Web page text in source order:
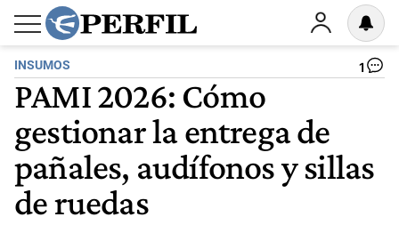
INSUMOS 1
PAMI 2026: Cómo
gestionar la entrega de
pañales, audífonos y sillas
de ruedas